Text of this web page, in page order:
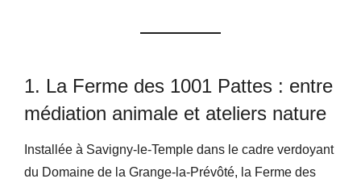
1. La Ferme des 1001 Pattes : entre
médiation animale et ateliers nature
Installée à Savigny-le-Temple dans le cadre verdoyant
du Domaine de la Grange-la-Prévôté, la Ferme des